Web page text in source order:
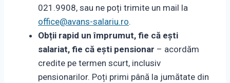
021.9908, sau ne poți trimite un mail la
office@avans-salariu.ro.
Obții rapid un împrumut, fie că ești
salariat, fie că ești pensionar – acordăm
credite pe termen scurt, inclusiv
pensionarilor. Poți primi până la jumătate din